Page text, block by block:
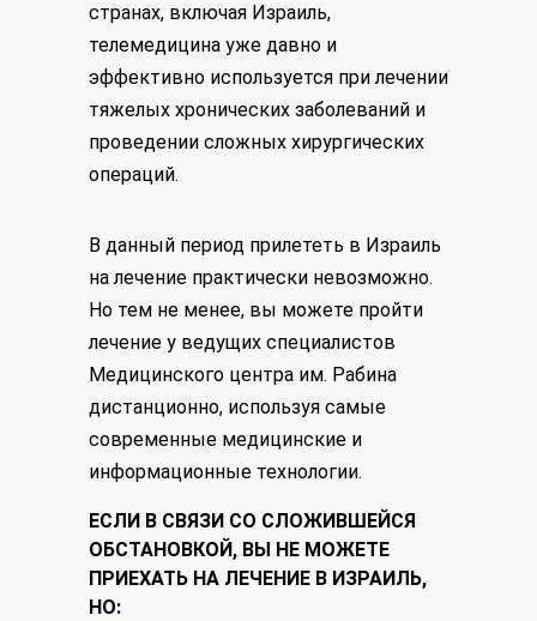
странах, включая Израиль,
телемедицина уже давно и
эффективно используется при лечении
тяжелых хронических заболеваний и
проведении сложных хирургических
операций.
В данный период прилететь в Израиль
на лечение практически невозможно.
Но тем не менее, вы можете пройти
лечение у ведущих специалистов
Медицинского центра им. Рабина
дистанционно, используя самые
современные медицинские и
информационные технологии.
ЕСЛИ В СВЯЗИ СО СЛОЖИВШЕЙСЯ
ОБСТАНОВКОЙ, ВЫ НЕ МОЖЕТЕ
ПРИЕХАТЬ НА ЛЕЧЕНИЕ В ИЗРАИЛЬ,
НО: